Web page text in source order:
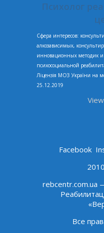
Психолог
Сфера интересов:
алкозависимых,
инновационных методик
психосоциальной
Ліцензія МОЗ України на
25.12.2019
Facebook
rebcentr.com.ua
Все